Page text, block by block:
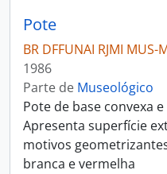
Pote
BR DFFUNAI RJMI MUS-
1986
Parte de Museológico
Pote de base convexa
Apresenta superfície
motivos
branca e vermelha